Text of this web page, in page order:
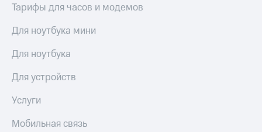
Тарифы для часов и модемов
Для ноутбука мини
Для ноутбука
Для устройств
Услуги
Мобильная связь